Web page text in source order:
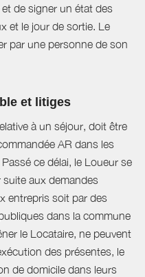
de signer un état des
et le jour de sortie. Le
par une personne de son
et litiges
à un séjour, doit être
AR dans les
ce délai, le Loueur se
suite aux demandes
entrepris soit par des
dans la commune
le Locataire, ne peuvent
des présentes, le
de domicile dans leurs